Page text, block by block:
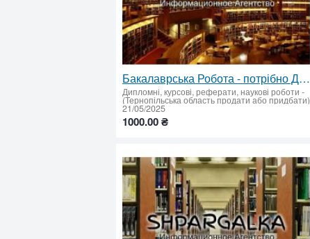
Бакалаврська Робота - потрібно Доопрацювання Підвищення Унікальності: Shpargalka Agency
Дипломні, курсові, реферати, наукові роботи -
(Тернопільська область продати або придбати)
21/05/2025
1000.00 ₴